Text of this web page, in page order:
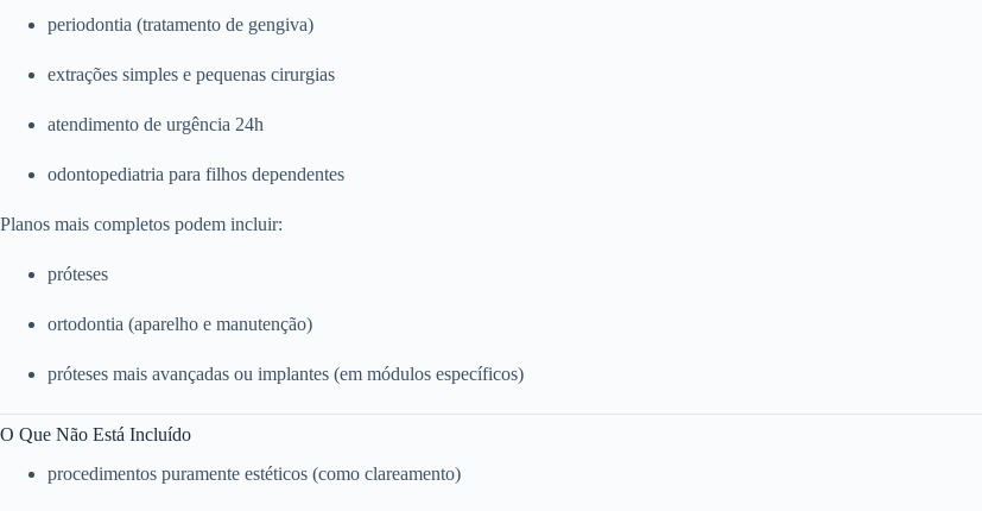
periodontia (tratamento de gengiva)
extrações simples e pequenas cirurgias
atendimento de urgência 24h
odontopediatria para filhos dependentes
Planos mais completos podem incluir:
próteses
ortodontia (aparelho e manutenção)
próteses mais avançadas ou implantes (em módulos específicos)
O Que Não Está Incluído
procedimentos puramente estéticos (como clareamento)